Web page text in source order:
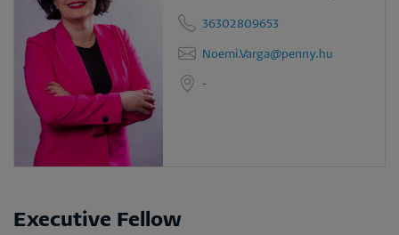
36302809653
Noemi.Varga@penny.hu
-
Executive Fellow